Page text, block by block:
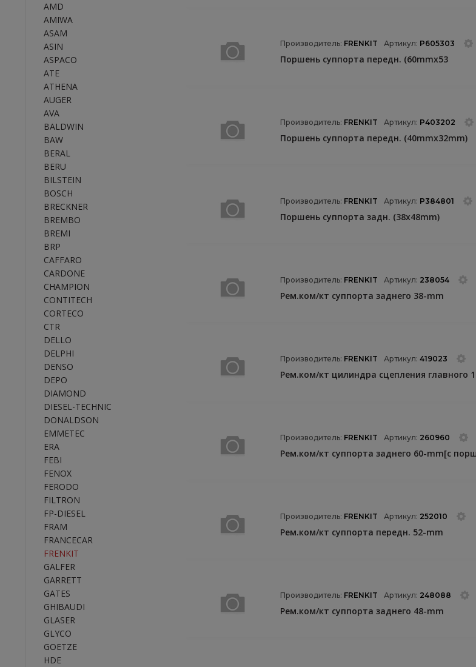
AMD
AMIWA
ASAM
ASIN
ASPACO
ATE
ATHENA
AUGER
AVA
BALDWIN
BAW
BERAL
BERU
BILSTEIN
BOSCH
BRECKNER
BREMBO
BREMI
BRP
CAFFARO
CARDONE
CHAMPION
CONTITECH
CORTECO
CTR
DELLO
DELPHI
DENSO
DEPO
DIAMOND
DIESEL-TECHNIC
DONALDSON
EMMETEC
ERA
FEBI
FENOX
FERODO
FILTRON
FP-DIESEL
FRAM
FRANCECAR
FRENKIT
GALFER
GARRETT
GATES
GHIBAUDI
GLASER
GLYCO
GOETZE
HDE
Производитель: FRENKIT Артикул: P605303
Поршень суппорта передн. (60mmx53
Производитель: FRENKIT Артикул: P403202
Поршень суппорта передн. (40mmx32mm)
Производитель: FRENKIT Артикул: P384801
Поршень суппорта задн. (38x48mm)
Производитель: FRENKIT Артикул: 238054
Рем.ком/кт суппорта заднего 38-mm
Производитель: FRENKIT Артикул:419023
Рем.ком/кт цилиндра сцепления главного
Производитель: FRENKIT Артикул: 260960
Рем.ком/кт суппорта заднего 60-mm[с
Производитель: FRENKIT Артикул: 252010
Рем.ком/кт суппорта передн. 52-mm
Производитель: FRENKIT Артикул: 248088
Рем.ком/кт суппорта заднего 48-mm